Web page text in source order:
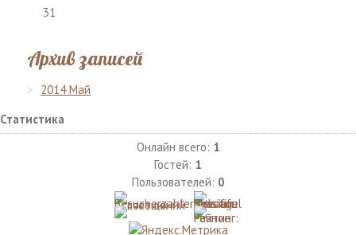
31
Архив записей
2014 Май
Статистика
Онлайн всего: 1
Гостей: 1
Пользователей: 0